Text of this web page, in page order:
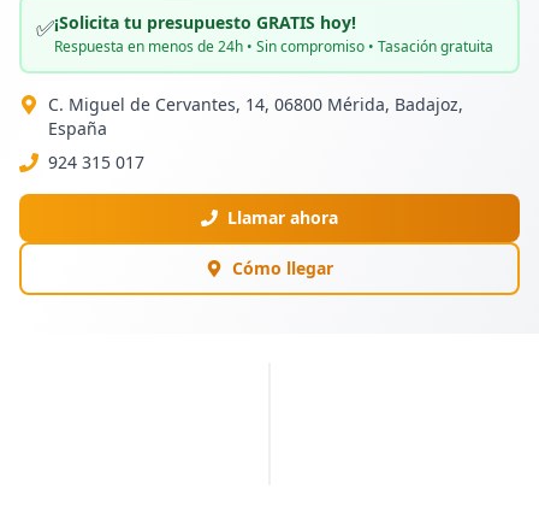
✅¡Solicita tu presupuesto GRATIS hoy!
Respuesta en menos de 24h • Sin compromiso • Tasación gratuita
C. Miguel de Cervantes, 14, 06800 Mérida, Badajoz,
España
924 315 017
Llamar ahora
Cómo llegar